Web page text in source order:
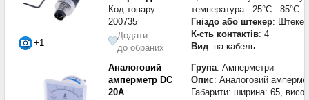
+1
Код товару:
200735
Додати
до обраних
температура - 25°C.. 85°C.
Гніздо або штекер: Штекер
К-сть контактів: 4
Вид: на кабель
Аналоговий
амперметр DC
20A
Група: Амперметри
Опис: Аналоговий
Габарити: ширина: 65,